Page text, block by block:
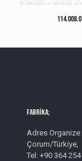
Fabrika;
Adres Organize
Çorum/Türkiye,
Tel: +90 364 254